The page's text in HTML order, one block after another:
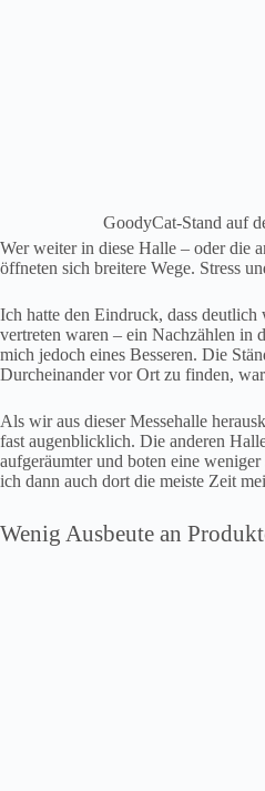
GoodyCat-Stand auf
Wer weiter in diese Halle – oder die
öffneten sich breitere Wege. Stress
Ich hatte den Eindruck, dass deutlich
vertreten waren – ein Nachzählen in
mich jedoch eines Besseren. Die
Durcheinander vor Ort zu finden,
Als wir aus dieser Messehalle
fast augenblicklich. Die anderen
aufgeräumter und boten eine
ich dann auch dort die meiste Zeit
Wenig Ausbeute an